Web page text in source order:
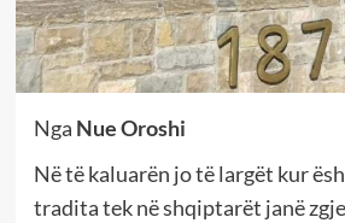
Nga Nue Oroshi
Në të kaluarën jo të largët kur
tradita tek në shqiptarët janë